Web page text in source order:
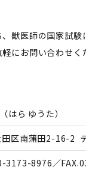
獣医師の国家試
にお問い合わせく
（はら ゆうた）
区南蒲田2-16-2
3173-8976／FAX.